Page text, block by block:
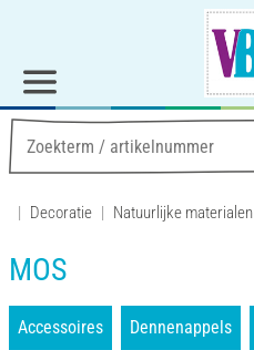
Decoratie Natuurlijke materialen
MOS
Accessoires Dennenappels